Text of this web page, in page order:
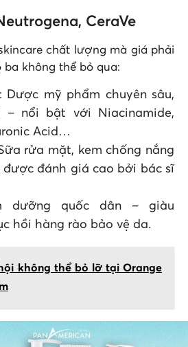
CeraVe
chất lượng mà giá phải
không thể bỏ qua:
Dược mỹ phẩm chuyên sâu,
– nổi bật với Niacinamide,
Acid…
rửa mặt, kem chống nắng
đánh giá cao bởi bác sĩ
dưỡng quốc dân – giàu
hồi hàng rào bảo vệ da.
không thể bỏ lỡ tại Orange